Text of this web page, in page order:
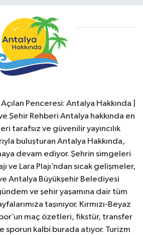
Penceresi: Antalya Hakkında |
Şehir Rehberi Antalya hakkında en
tarafsız ve güvenilir yayıncılık
buluşturan Antalya Hakkında,
devam ediyor. Şehrin simgeleri
ve Lara Plajı’ndan sıcak gelişmeler,
Antalya Büyükşehir Belediyesi
ve şehir yaşamına dair tüm
taşınıyor. Kırmızı-Beyaz
maç özetleri, fikstür, transfer
sporun kalbi burada atıyor. Turizm